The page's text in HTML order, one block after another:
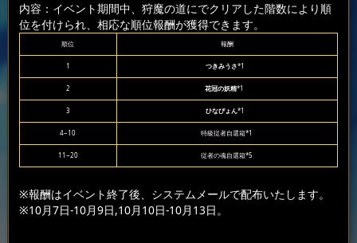
内容：イベント期間中、狩魔の道にでクリアした階数により順
位を付けられ、相応な順位報酬が獲得できます。
順位 報酬
1 つきみうさ*1
2 花冠の妖精*1
3 ひなぴょん*1
4~10 特級従者自選箱*1
11~20 従者の魂自選箱*5
※報酬はイベント終了後、システムメールで配布いたします。
※10月7日-10月9日,10月10日-10月13日。